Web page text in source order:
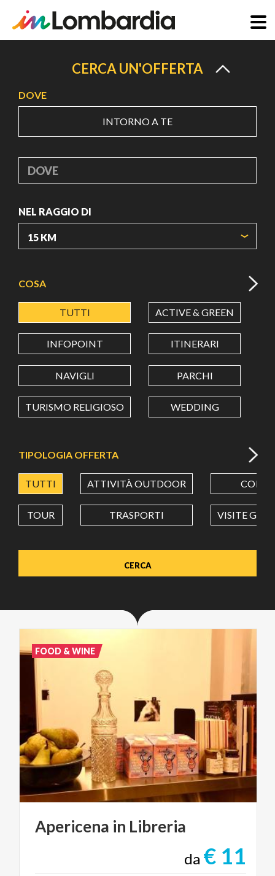
principale
CERCA UN'OFFERTA
DOVE
INTORNO A TE
DOVE
NEL RAGGIO DI
LATITUDINE
LONGITUDINE
Value in decimal degrees. Use dot (.) as decimal separator.
COSA
TUTTI ACTIVE & GREEN
INFOPOINT ITINERARI
NAVIGLI PARCHI
TURISMO RELIGIOSO WEDDING
TIPOLOGIA OFFERTA
TUTTI ATTIVITÀ OUTDOOR CORSI
TOUR TRASPORTI VISITE
Apericena in Libreria
da € 11
FOOD & WINE